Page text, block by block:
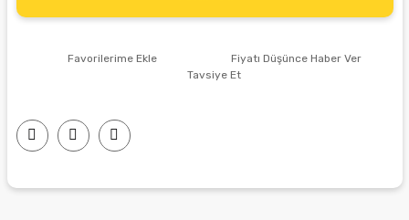
Fiyatı Düşünce Haber Ver
Tavsiye Et